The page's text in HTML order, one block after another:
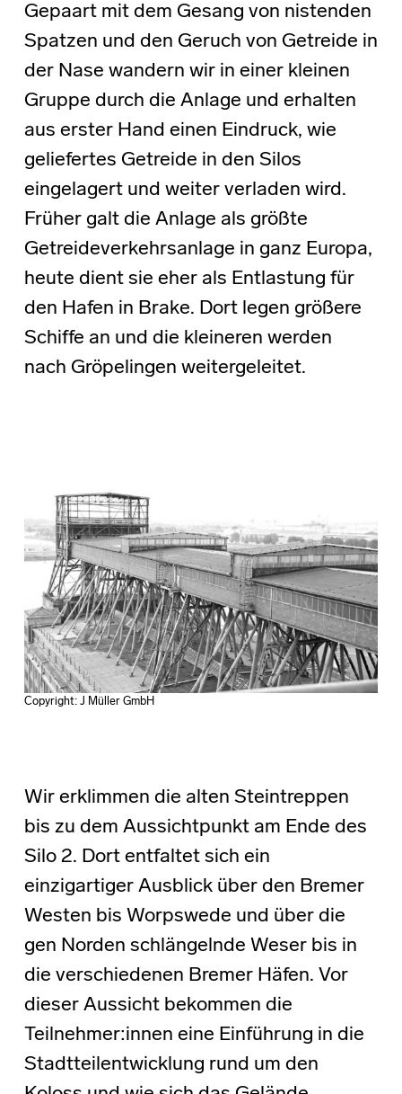
Gepaart mit dem Gesang von nistenden
Spatzen und den Geruch von Getreide in
der Nase wandern wir in einer kleinen
Gruppe durch die Anlage und erhalten
aus erster Hand einen Eindruck, wie
geliefertes Getreide in den Silos
eingelagert und weiter verladen wird.
Früher galt die Anlage als größte
Getreideverkehrsanlage in ganz Europa,
heute dient sie eher als Entlastung für
den Hafen in Brake. Dort legen größere
Schiffe an und die kleineren werden
nach Gröpelingen weitergeleitet.
Copyright: J Müller GmbH
Wir erklimmen die alten Steintreppen
bis zu dem Aussichtpunkt am Ende des
Silo 2. Dort entfaltet sich ein
einzigartiger Ausblick über den Bremer
Westen bis Worpswede und über die
gen Norden schlängelnde Weser bis in
die verschiedenen Bremer Häfen. Vor
dieser Aussicht bekommen die
Teilnehmer:innen eine Einführung in die
Stadtteilentwicklung rund um den